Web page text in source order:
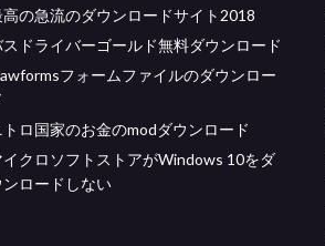
高の急流のダウンロードサイト2018
スドライバーゴールド無料ダウンロード
フォームファイルのダウンロー
トロ国家のお金のmodダウンロード
イクロソフトストアがWindows 10をダ
ンロードしない